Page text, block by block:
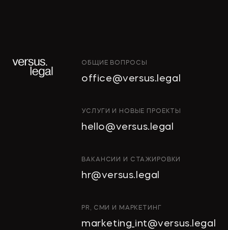
ИНТЕЛЛЕКТУАЛЬНАЯ
ИНВЕСТИЦИОННЫЕ
СТРОИТЕЛЬСТВО
И НЕДВИЖИМОСТЬ
АРХИТЕКТУРА
КОРПОРАТИВНОЕ ПРАВО И
M&A
РАЗРЕШЕНИЕ СПОРОВ
ОБЩИЕ ВОПРОСЫ
office@versus.legal
УСЛУГИ И НОВЫЕ ПРОЕКТЫ
hello@versus.legal
ВАКАНСИИ И СТАЖИРОВКИ
hr@versus.legal
PR, СМИ И МАРКЕТИНГ
marketing_int@versus.legal